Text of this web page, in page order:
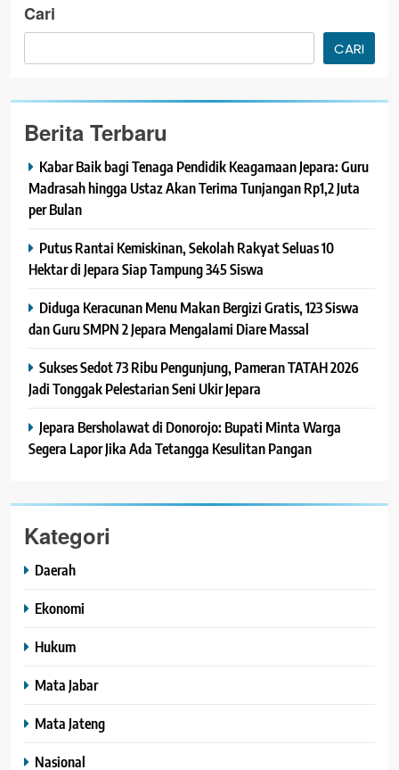
Cari
CARI
Berita Terbaru
Kabar Baik bagi Tenaga Pendidik Keagamaan Jepara: Guru
Madrasah hingga Ustaz Akan Terima Tunjangan Rp1,2 Juta
per Bulan
Putus Rantai Kemiskinan, Sekolah Rakyat Seluas 10
Hektar di Jepara Siap Tampung 345 Siswa
Diduga Keracunan Menu Makan Bergizi Gratis, 123 Siswa
dan Guru SMPN 2 Jepara Mengalami Diare Massal
Sukses Sedot 73 Ribu Pengunjung, Pameran TATAH 2026
Jadi Tonggak Pelestarian Seni Ukir Jepara
Jepara Bersholawat di Donorojo: Bupati Minta Warga
Segera Lapor Jika Ada Tetangga Kesulitan Pangan
Kategori
Daerah
Ekonomi
Hukum
Mata Jabar
Mata Jateng
Nasional